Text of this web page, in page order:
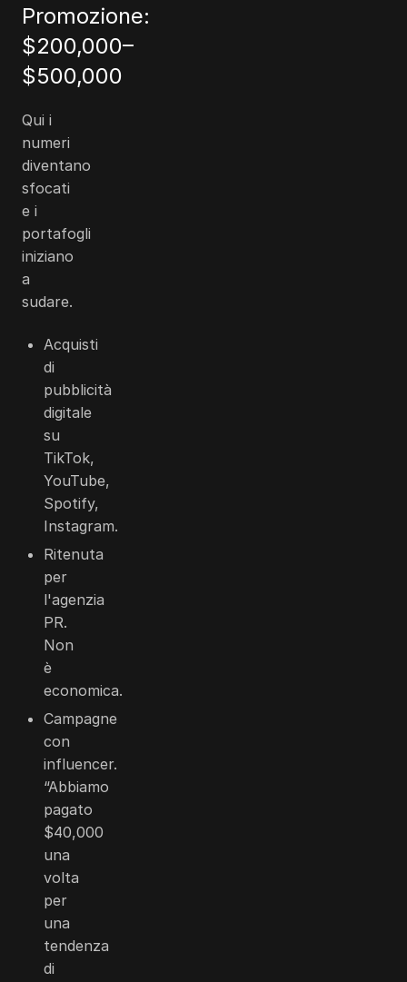
Promozione:
$200,000–
$500,000
Qui i
numeri
diventano
sfocati
e i
portafogli
iniziano
a
sudare.
Acquisti
di
pubblicità
digitale
su
TikTok,
YouTube,
Spotify,
Instagram.
Ritenuta
per
l'agenzia
PR.
Non
è
economica.
Campagne
con
influencer.
“Abbiamo
pagato
$40,000
una
volta
per
una
tendenza
di